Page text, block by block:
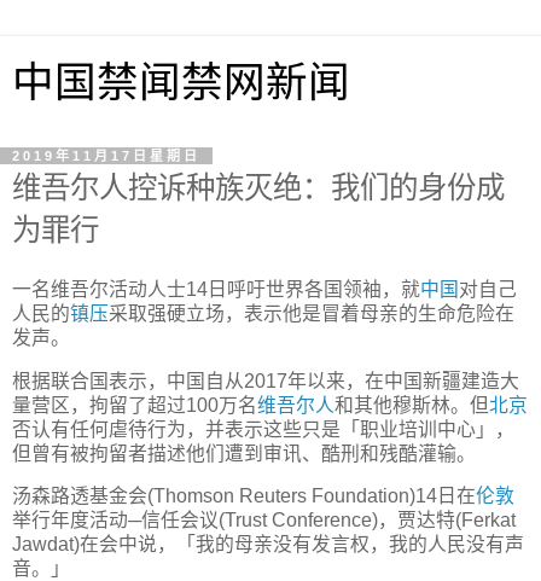
中国禁闻禁网新闻
2019年11月17日星期日
维吾尔人控诉种族灭绝：我们的身份成
为罪行
一名维吾尔活动人士14日呼吁世界各国领袖，就中国 对自己
人民的镇压采取强硬立场，表示他是冒着母亲的生命危险在
发声。
根据联合国表示，中国自从2017年以来，在中国新疆建造大
量营区，拘留了超过100万名维吾尔人和其他穆斯林。但北京
否认有任何虐待行为，并表示这些只是「职业培训中心」，
但曾有被拘留者描述他们遭到审讯、酷刑和残酷灌输。
汤森路透基金会(Thomson Reuters Foundation)14日在伦敦
举行年度活动─信任会议(Trust Conference)，贾达特(Ferkat
Jawdat)在会中说，「我的母亲没有发言权，我的人民没有声
音。」